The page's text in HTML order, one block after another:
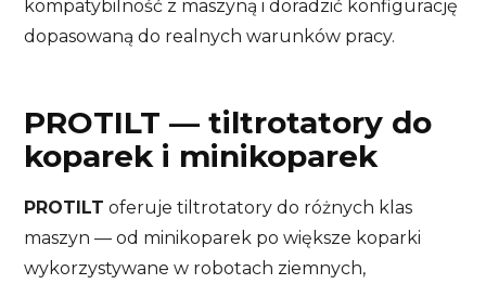
kompatybilność z maszyną i doradzić konfigurację
dopasowaną do realnych warunków pracy.
PROTILT — tiltrotatory do
koparek i minikoparek
PROTILT oferuje tiltrotatory do różnych klas
maszyn — od minikoparek po większe koparki
wykorzystywane w robotach ziemnych,